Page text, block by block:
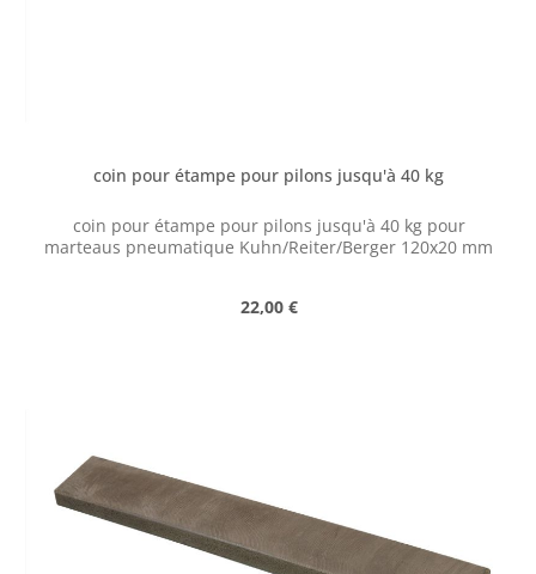
coin pour étampe pour pilons jusqu'à 40 kg
coin pour étampe pour pilons jusqu'à 40 kg pour
marteaus pneumatique Kuhn/Reiter/Berger 120x20 mm
Prix régulier :
22,00 €